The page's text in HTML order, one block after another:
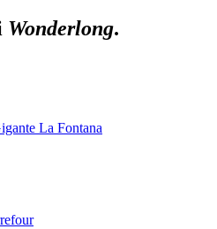
Wonderlong.
La Fontana